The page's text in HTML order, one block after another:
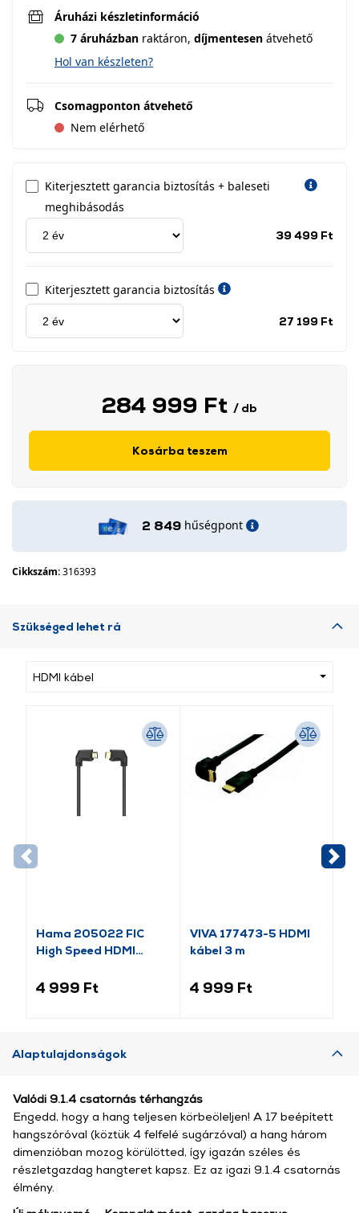
Áruházi készletinformáció
7 áruházban raktáron, díjmentesen átvehető
Hol van készleten?
Csomagponton átvehető
Nem elérhető
Kiterjesztett garancia biztosítás + baleseti
meghibásodás
39 499 Ft
Kiterjesztett garancia biztosítás
27 199 Ft
284 999 Ft / db
Kosárba teszem
2 849 hűségpont
Cikkszám:316393
Szükséged lehet rá
HDMI kábel
Hama 205022 FIC
High Speed HDMI
90fok, 1,5m
4 999 Ft
VIVA 177473-5 HDMI
kábel 3 m
4 999 Ft
Alaptulajdonságok
Valódi 9.1.4 csatornás térhangzás
Engedd, hogy a hang teljesen körbeöleljen! A 17 beépített
hangszóróval (köztük 4 felfelé sugárzóval) a hang három
dimenzióban mozog körülötted, így igazán széles és
részletgazdag hangteret kapsz. Ez az igazi 9.1.4 csatornás
élmény.